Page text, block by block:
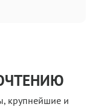
крупнейшие и